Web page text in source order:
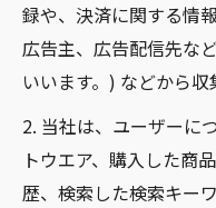
録や、決済に関する情
広告主、広告配信先な
いいます。) などから収
2. 当社は、ユーザーに
トウエア、購入した商
歴、検索した検索キー